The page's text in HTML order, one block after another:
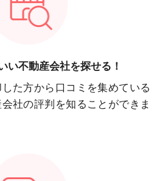
い不動産会社を探せる！
た方から口コミを集めている
社の評判を知ることができま